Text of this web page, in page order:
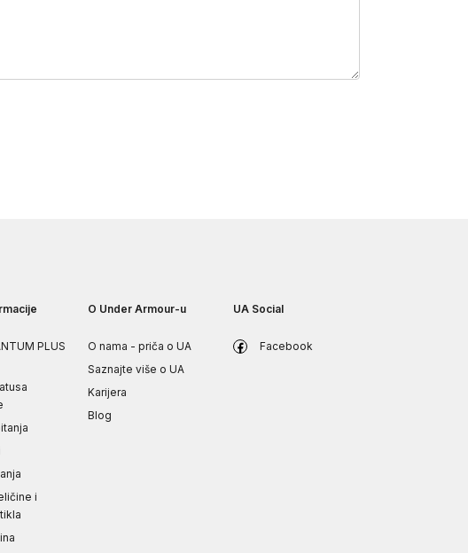
PLUS
i
O Under Armour-u
O nama - priča o UA
Saznajte više o UA
Karijera
Blog
UA Social
Facebook